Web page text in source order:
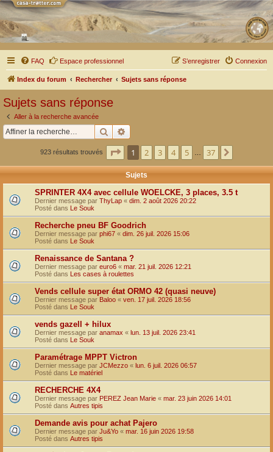
FAQ Espace professionnel Connexion
S’enregistrer
Index du forum Rechercher Sujets sans réponse
Sujets sans réponse
Aller à la recherche avancée
Rechercher
923 résultats trouvés Page sur37
1 2 3 4 5 37
Sujets
SPRINTER 4X4 avec cellule WOELCKE, 3 places, 3.5 t
Dernier message par ThyLap « dim. 2 août 2026 20:22
Posté dans Le Souk
Recherche pneu BF Goodrich
Dernier message par phi67 « dim. 26 juil. 2026 15:06
Posté dans Le Souk
Renaissance de Santana ?
Dernier message par euro6 « mar. 21 juil. 2026 12:21
Posté dans Les cases à roulettes
Vends cellule super état ORMO 42 (quasi neuve)
Dernier message par Baloo « ven. 17 juil. 2026 18:56
Posté dans Le Souk
vends gazell + hilux
Dernier message par anamax « lun. 13 juil. 2026 23:41
Posté dans Le Souk
Paramétrage MPPT Victron
Dernier message par JCMezzo « lun. 6 juil. 2026 06:57
Posté dans Le matériel
RECHERCHE 4X4
Dernier message par PEREZ Jean Marie « mar. 23 juin 2026 14:01
Posté dans Autres tipis
Demande avis pour achat Pajero
Dernier message par Ju&Yo « mar. 16 juin 2026 19:58
Posté dans Autres tipis